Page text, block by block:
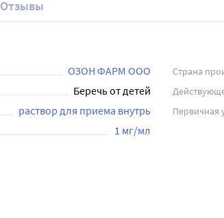
Отзывы
ОЗОН ФАРМ ООО Страна
Беречь от детей
раствор для приема внутрь Первичная
1 мг/мл